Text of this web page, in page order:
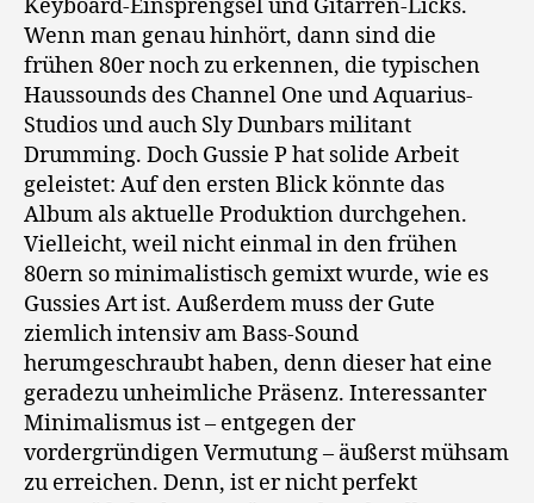
Keyboard-Einsprengsel und Gitarren-Licks.
Wenn man genau hinhört, dann sind die
frühen 80er noch zu erkennen, die typischen
Haussounds des Channel One und Aquarius-
Studios und auch Sly Dunbars militant
Drumming. Doch Gussie P hat solide Arbeit
geleistet: Auf den ersten Blick könnte das
Album als aktuelle Produktion durchgehen.
Vielleicht, weil nicht einmal in den frühen
80ern so minimalistisch gemixt wurde, wie es
Gussies Art ist. Außerdem muss der Gute
ziemlich intensiv am Bass-Sound
herumgeschraubt haben, denn dieser hat eine
geradezu unheimliche Präsenz. Interessanter
Minimalismus ist – entgegen der
vordergründigen Vermutung – äußerst mühsam
zu erreichen. Denn, ist er nicht perfekt